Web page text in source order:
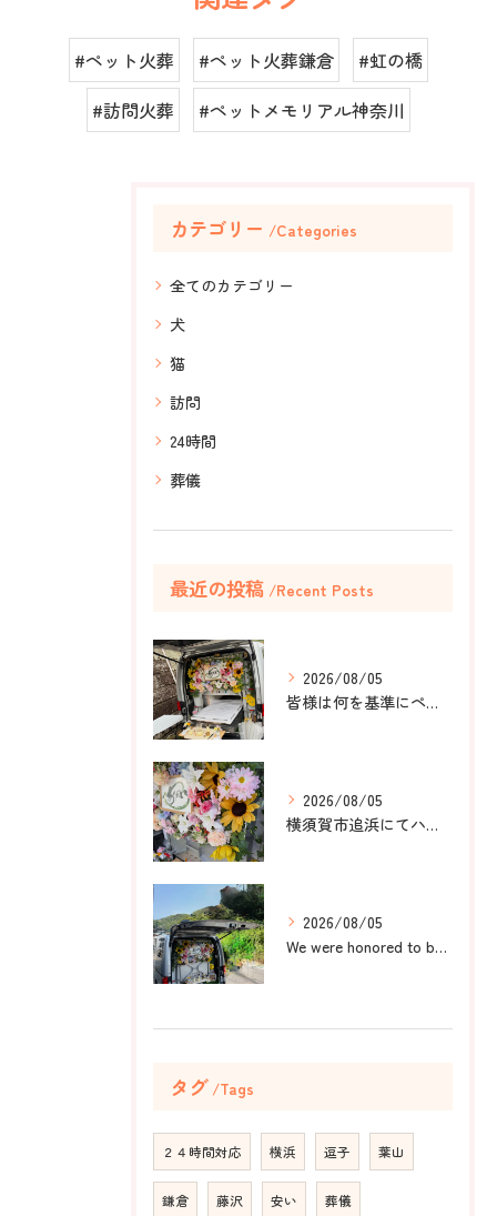
#ペット火葬 #ペット火葬鎌倉
#虹の橋
#訪問火葬
#ペットメモリアル神奈川
カテゴリー Categories
全てのカテゴリー
犬
猫
訪問
24時間
葬儀
最近の投稿 Recent Posts
2026/08/05
皆様は何を基準にペット葬儀社を選びますか？
2026/08/05
横須賀市追浜にてハムスターのみかんちゃんのペット火葬のお手伝...
2026/08/05
We were honored to be by your ...
タグ Tags
２４時間対応 横浜 逗子 葉山
鎌倉 藤沢 安い 葬儀